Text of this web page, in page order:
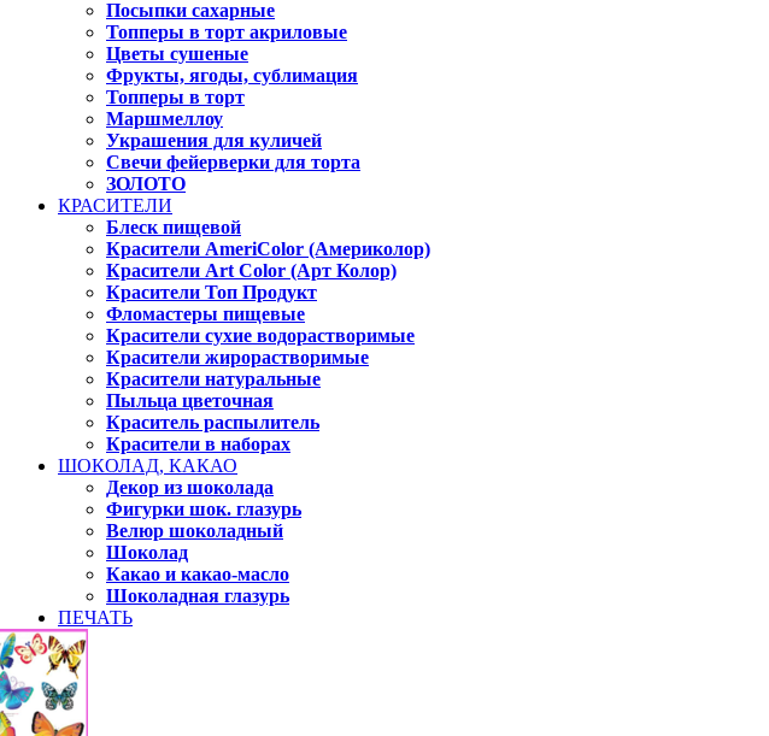
Посыпки сахарные
Топперы в торт акриловые
Цветы сушеные
Фрукты, ягоды, сублимация
Топперы в торт
Маршмеллоу
Украшения для куличей
Свечи фейерверки для торта
ЗОЛОТО
КРАСИТЕЛИ
Блеск пищевой
Красители AmeriColor (Америколор)
Красители Art Color (Арт Колор)
Красители Топ Продукт
Фломастеры пищевые
Красители сухие водорастворимые
Красители жирорастворимые
Красители натуральные
Пыльца цветочная
Краситель распылитель
Красители в наборах
ШОКОЛАД, КАКАО
Декор из шоколада
Фигурки шок. глазурь
Велюр шоколадный
Шоколад
Какао и какао-масло
Шоколадная глазурь
ПЕЧАТЬ